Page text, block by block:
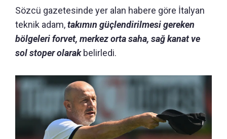
Sözcü gazetesinde yer alan habere göre İtalyan
teknik adam,takımın güçlendirilmesi gereken
bölgeleri forvet, merkez orta saha, sağ kanat ve
sol stoper olarakbelirledi.